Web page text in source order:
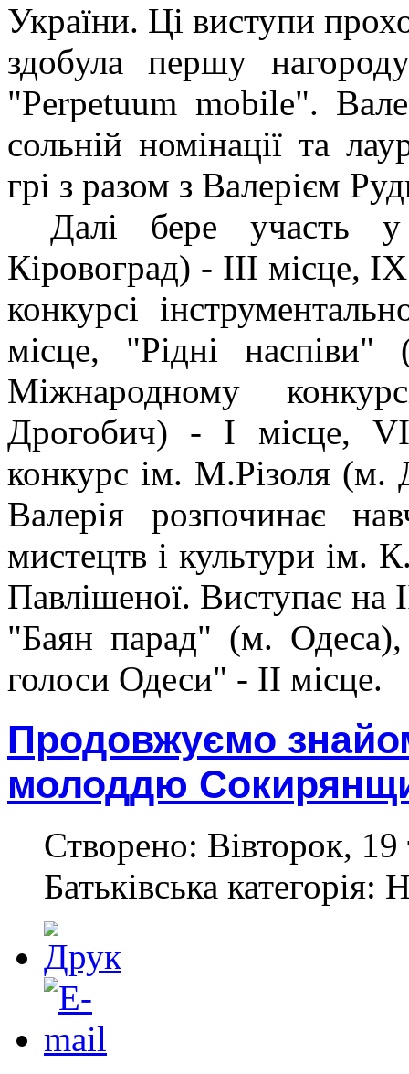
України. Ці виступи
здобула першу
"Perpetuum mobile".
сольній номінації та
грі з разом з Валерієм
Далі бере участь
Кіровоград) - ІІІ місце,
конкурсі
місце, "Рідні
Міжнародному
Дрогобич) - І місце, VII
конкурс ім. М.Різоля (м.
Валерія розпочинає
мистецтв і культури ім.
Павлішеної. Виступає
"Баян парад" (м.
голоси Одеси" - ІІ місце.
Продовжуємо
молоддю
Створено: Вівторок,
Батьківська категорія: